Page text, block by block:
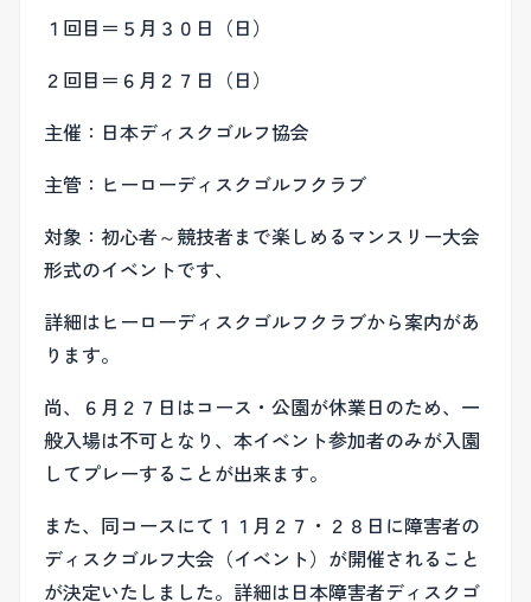
１回目＝５月３０日（日）
２回目＝６月２７日（日）
主催：日本ディスクゴルフ協会
主管：ヒーローディスクゴルフクラブ
対象：初心者～競技者まで楽しめるマンスリー大会
形式のイベントです、
詳細はヒーローディスクゴルフクラブから案内があ
ります。
尚、６月２７日はコース・公園が休業日のため、一
般入場は不可となり、本イベント参加者のみが入園
してプレーすることが出来ます。
また、同コースにて１１月２７・２８日に障害者の
ディスクゴルフ大会（イベント）が開催されること
が決定いたしました。詳細は日本障害者ディスクゴ